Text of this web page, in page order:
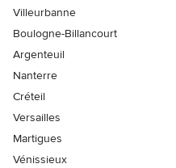
Villeurbanne
Boulogne-Billancourt
Argenteuil
Nanterre
Créteil
Versailles
Martigues
Vénissieux